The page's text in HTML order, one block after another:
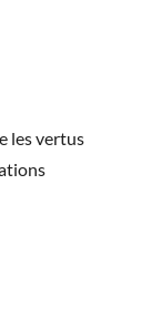
les vertus